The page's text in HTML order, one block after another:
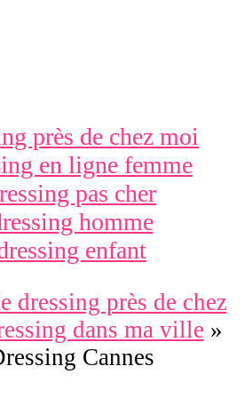
près de chez moi
en ligne femme
pas cher
homme
enfant
dressing près de chez
dans ma ville »
Cannes